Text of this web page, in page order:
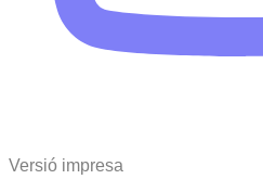
Versió impresa